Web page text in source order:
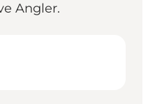
Angler.